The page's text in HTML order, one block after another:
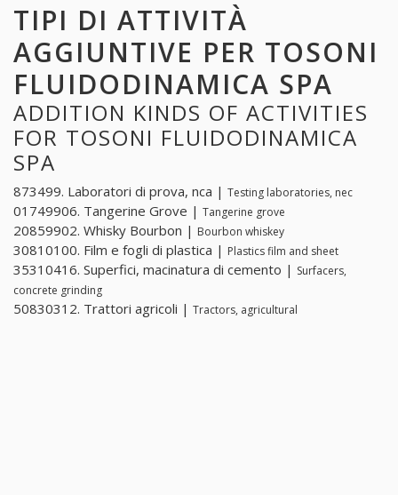
TIPI DI ATTIVITÀ
AGGIUNTIVE PER TOSONI
FLUIDODINAMICA SPA
ADDITION KINDS OF ACTIVITIES
FOR TOSONI FLUIDODINAMICA
SPA
873499. Laboratori di prova, nca | Testing laboratories, nec
01749906. Tangerine Grove | Tangerine grove
20859902. Whisky Bourbon | Bourbon whiskey
30810100. Film e fogli di plastica | Plastics film and sheet
35310416. Superfici, macinatura di cemento | Surfacers,
concrete grinding
50830312. Trattori agricoli | Tractors, agricultural